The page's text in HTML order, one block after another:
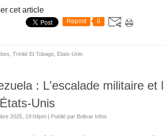
cet article
Repost 0
Trinité Et Tobago Etats-Unis
: L'escalade militaire et
Unis
2025, 19:04pm | Publié par Bolivar Infos